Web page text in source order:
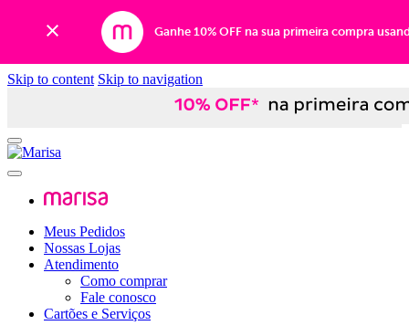
Ganhe 10% OFF na sua primeira compra
Skip to content Skip to navigation
Meus Pedidos
Nossas Lojas
Atendimento
Como comprar
Fale conosco
Cartões e Serviços